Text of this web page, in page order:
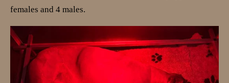
females and 4 males.